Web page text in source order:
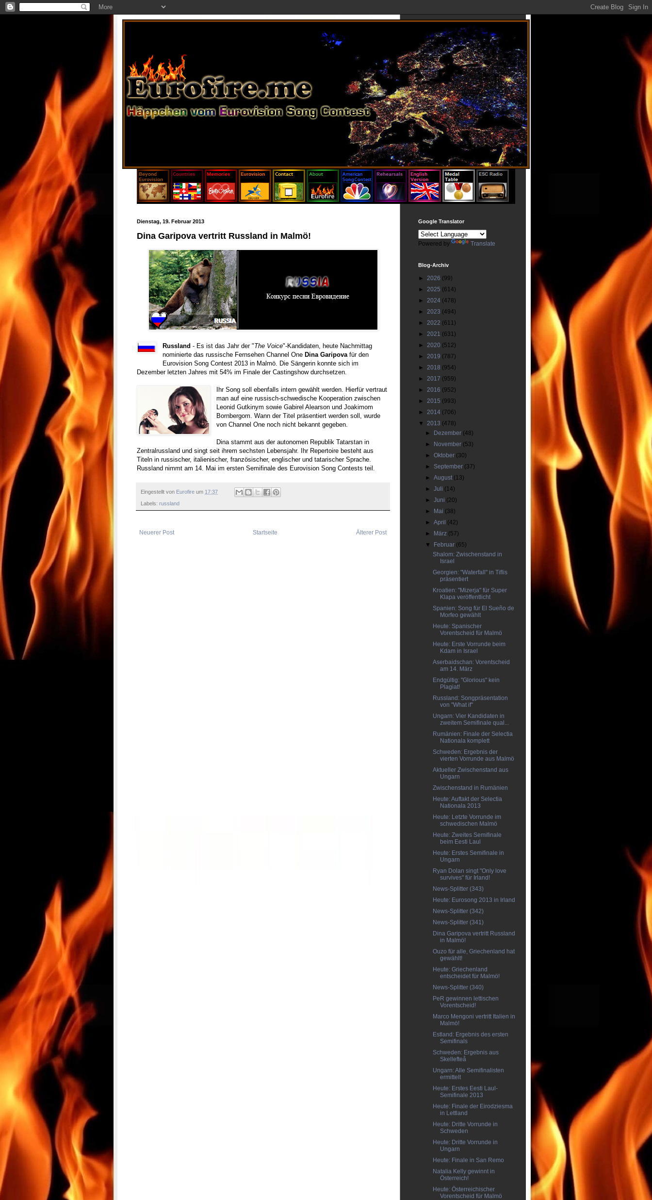
Dienstag, 19. Februar 2013
Dina Garipova vertritt Russland in Malmö!
Russland - Es ist das Jahr der "The Voice"-Kandidaten, heute Nachmittag
nominierte das russische Fernsehen Channel OneDina Garipova für den
Eurovision Song Contest 2013 in Malmö. Die Sängerin konnte sich im
Dezember letzten Jahres mit 54% im Finale der Castingshow durchsetzen.
Ihr Song soll ebenfalls intern gewählt werden. Hierfür vertraut
man auf eine russisch-schwedische Kooperation zwischen
Leonid Gutkinym sowie Gabirel Alearson und Joakimom
Bornbergom. Wann der Titel präsentiert werden soll, wurde
von Channel One noch nicht bekannt gegeben.
Dina stammt aus der autonomen Republik Tatarstan in
Zentralrussland und singt seit ihrem sechsten Lebensjahr. Ihr Repertoire besteht aus
Titeln in russischer, italienischer, französischer, englischer und tatarischer Sprache.
Russland nimmt am 14. Mai im ersten Semifinale des Eurovision Song Contests teil.
Eingestellt von Eurofire um 17:37
Labels: russland
Neuerer Post Älterer Post
Startseite
Google Translator
Powered by Translate
Blog-Archiv
► 2026 (99)
► 2025 (614)
► 2024 (478)
► 2023 (494)
► 2022 (611)
► 2021 (631)
► 2020 (512)
► 2019 (787)
► 2018 (954)
► 2017 (959)
► 2016 (952)
► 2015 (993)
► 2014 (706)
▼ 2013 (478)
►
Dezember (48)
►
November (53)
►Oktober (30)
► September (37)
►August (13)
►Juli (14)
►Juni (20)
►
Mai (38)
►April (42)
►
März (57)
▼
Februar (65)
Shalom: Zwischenstand in
Israel
Georgien: "Waterfall" in Tiflis
präsentiert
Kroatien: "Mizerja" für Super
Klapa veröffentlicht
Spanien: Song für El Sueño de
Morfeo gewählt
Heute: Spanischer
Vorentscheid für Malmö
Heute: Erste Vorrunde beim
Kdam in Israel
Aserbaidschan: Vorentscheid
am 14. März
Endgültig: "Glorious" kein
Plagiat!
Russland: Songpräsentation
von "What if"
Ungarn: Vier Kandidaten in
zweitem Semifinale qual...
Rumänien: Finale der Selectia
Nationala komplett
Schweden: Ergebnis der
vierten Vorrunde aus Malmö
Aktueller Zwischenstand aus
Ungarn
Zwischenstand in Rumänien
Heute: Auftakt der Selectia
Nationala 2013
Heute: Letzte Vorrunde im
schwedischen Malmö
Heute: Zweites Semifinale
beim Eesti Laul
Heute: Erstes Semifinale in
Ungarn
Ryan Dolan singt "Only love
survives" für Irland!
News-Splitter (343)
Heute: Eurosong 2013 in Irland
News-Splitter (342)
News-Splitter (341)
Dina Garipova vertritt Russland
in Malmö!
Ouzo für alle, Griechenland hat
gewählt!
Heute: Griechenland
entscheidet für Malmö!
News-Splitter (340)
PeR gewinnen lettischen
Vorentscheid!
Marco Mengoni vertritt Italien in
Malmö!
Estland: Ergebnis des ersten
Semifinals
Schweden: Ergebnis aus
Skellefteå
Ungarn: Alle Semifinalisten
ermittelt
Heute: Erstes Eesti Laul-
Semifinale 2013
Heute: Finale der Eirodziesma
in Lettland
Heute: Dritte Vorrunde in
Schweden
Heute: Dritte Vorrunde in
Ungarn
Heute: Finale in San Remo
Natalia Kelly gewinnt in
Österreich!
Heute: Österreichischer
Vorentscheid für Malmö